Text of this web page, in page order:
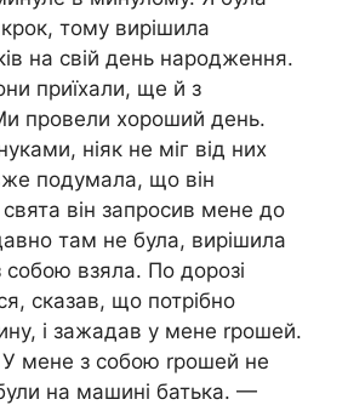
тому вирішила
на свій день народження.
приїхали, ще й з
провели хороший день.
ніяк не міг від них
подумала, що він
свята він запросив мене до
там не була, вирішила
собою взяла. По дорозі
сказав, що потрібно
і зажадав у мене rрошей.
У мене з собою rрошей не
на машині батька. —